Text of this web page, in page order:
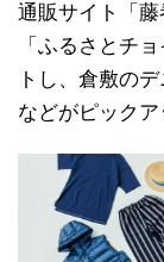
通販サイト「
「ふるさとチ
トし、倉敷の
などがピックア